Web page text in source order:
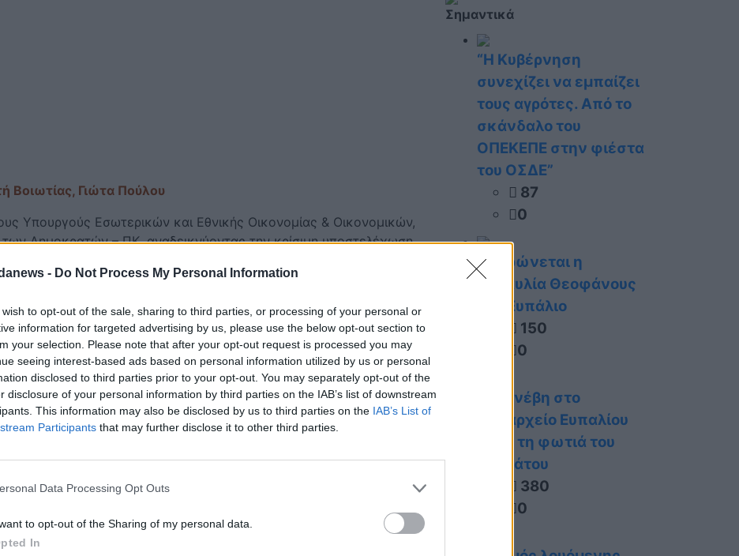
- Do Not Process My Personal Information
wish to opt-out of the sale, sharing to third parties, or processing of your personal or
information for targeted advertising by us, please use the below opt-out section to
your selection. Please note that after your opt-out request is processed you may
seeing interest-based ads based on personal information utilized by us or personal
disclosed to third parties prior to your opt-out. You may separately opt-out of the
disclosure of your personal information by third parties on the IAB’s list of downstream
This information may also be disclosed by us to third parties on the IAB’s List of
Participants that may further disclose it to other third parties.
Data Processing Opt Outs
to opt-out of the Sharing of my personal data.
In
Βοιωτίας, Γιώτα Πούλου
Υπουργούς Εσωτερικών και Εθνικής Οικονομίας & Οικονομικών,
Δημοκρατών – ΠΚ, αναδεικνύοντας την κρίσιμη υποστελέχωση
των Δήμων σε όλη τη χώρα.
προσλήψεις, χιλιάδες εργαζόμενοι με συμβάσεις ορισμένου χρόνου
να καλύπτουν διαρκείς και πάγιες ανάγκες σε παιδικούς
κοινωνικές δομές, χωρίς καμία εργασιακή ασφάλεια.
Σημαντικά
“Η Κυβέρνηση
συνεχίζει να εμπαίζει
τους αγρότες. Από το
σκάνδαλο του
ΟΠΕΚΕΠΕ στην φιέστα
του ΟΣΔΕ”
87
0
Ακυρώνεται η
συναυλία Θεοφάνους
στο Ευπάλιο
150
0
Τι συνέβη στο
Δημαρχείο Ευπαλίου
κατά τη φωτιά του
Σαββάτου
380
0